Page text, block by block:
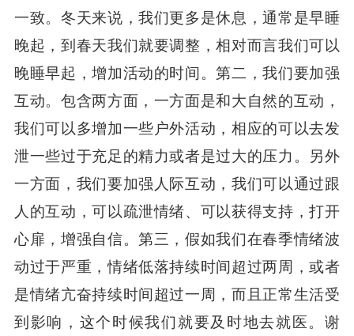
一致。冬天来说，我们更多是休息，通常是早睡
晚起，到春天我们就要调整，相对而言我们可以
晚睡早起，增加活动的时间。第二，我们要加强
互动。包含两方面，一方面是和大自然的互动，
我们可以多增加一些户外活动，相应的可以去发
泄一些过于充足的精力或者是过大的压力。另外
一方面，我们要加强人际互动，我们可以通过跟
人的互动，可以疏泄情绪、可以获得支持，打开
心扉，增强自信。第三，假如我们在春季情绪波
动过于严重，情绪低落持续时间超过两周，或者
是情绪亢奋持续时间超过一周，而且正常生活受
到影响，这个时候我们就要及时地去就医。谢